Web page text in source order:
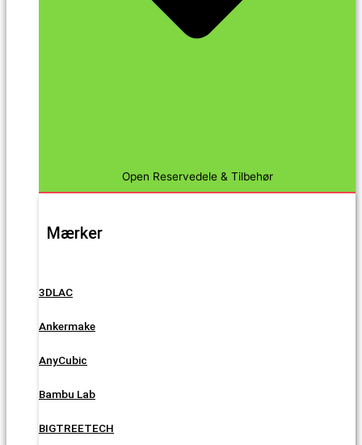
Open Reservedele & Tilbehør
Mærker
3DLAC
Ankermake
AnyCubic
Bambu Lab
BIGTREETECH